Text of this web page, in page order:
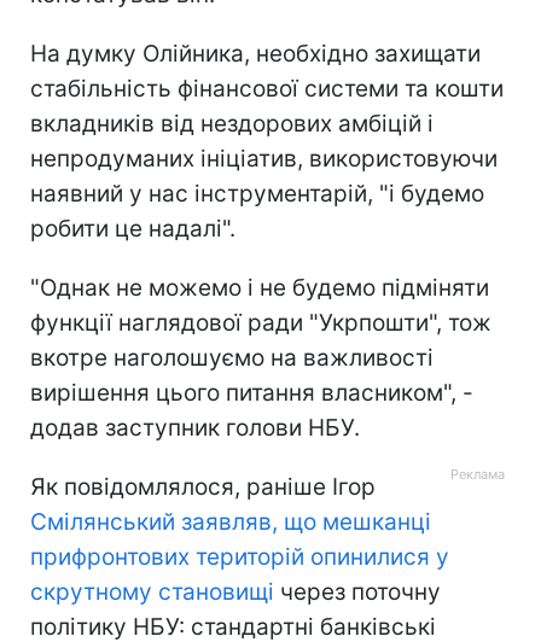
На думку Олійника, необхідно захищати
стабільність фінансової системи та кошти
вкладників від нездорових амбіцій і
непродуманих ініціатив, використовуючи
наявний у нас інструментарій, "і будемо
робити це надалі".
"Однак не можемо і не будемо підміняти
функції наглядової ради "Укрпошти", тож
вкотре наголошуємо на важливості
вирішення цього питання власником", -
додав заступник голови НБУ.
Як повідомлялося, раніше Ігор
Смілянський заявляв, що мешканці
прифронтових територій опинилися у
скрутному становищі через поточну
політику НБУ: стандартні банківські